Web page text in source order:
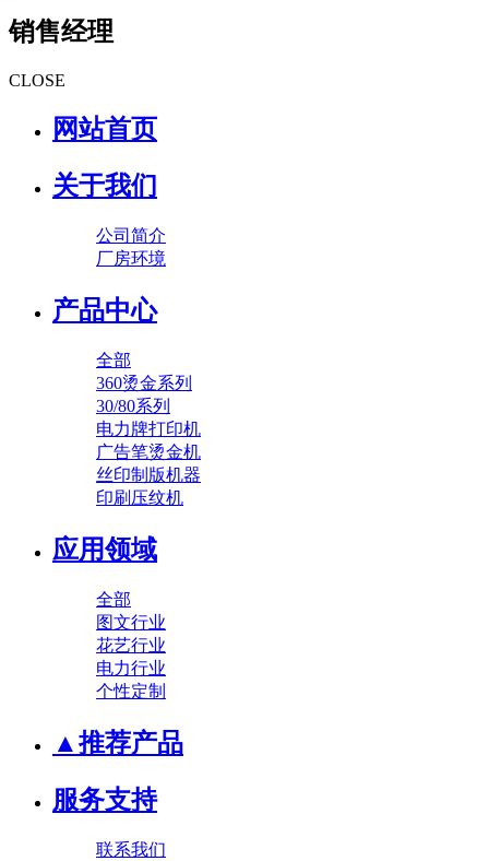
销售经理
CLOSE
网站首页
关于我们
公司简介
厂房环境
产品中心
全部
360烫金系列
30/80系列
电力牌打印机
广告笔烫金机
丝印制版机器
印刷压纹机
应用领域
全部
图文行业
花艺行业
电力行业
个性定制
▲推荐产品
服务支持
联系我们